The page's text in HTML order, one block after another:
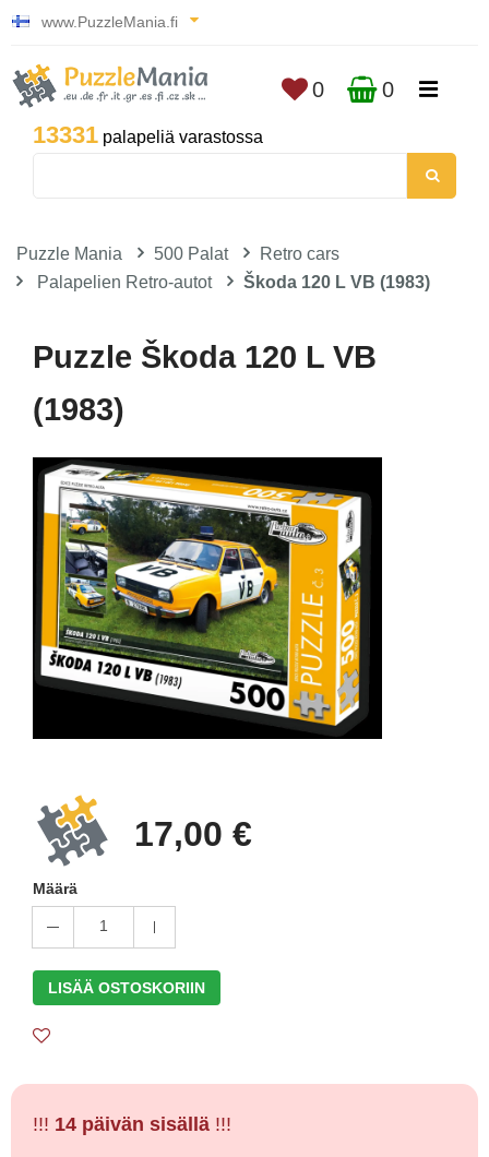
www.PuzzleMania.fi
13331 palapeliä varastossa
0 0
Puzzle Mania 500 Palat
Retro cars
Palapelien Retro-autot
Škoda 120 L VB (1983)
Puzzle Škoda 120 L VB
(1983)
17,00 €
Määrä
1
LISÄÄ OSTOSKORIIN
!!! 14 päivän sisällä !!!